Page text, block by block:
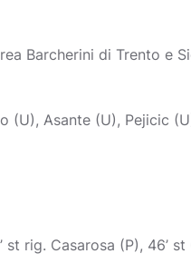
Barcherini di Trento e
(U), Asante (U), Pejicic
st rig. Casarosa (P), 46’ st